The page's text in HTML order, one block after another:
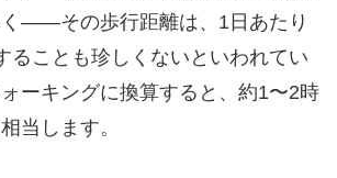
――その歩行距離は、1日あたり
ることも珍しくないといわれてい
ーキングに換算すると、約1〜2時
当します。